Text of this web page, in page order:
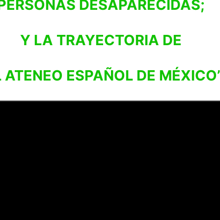
DESAPARECIDAS;
Y LA TRAYECTORIA DE
ATENEO ESPAÑOL DE